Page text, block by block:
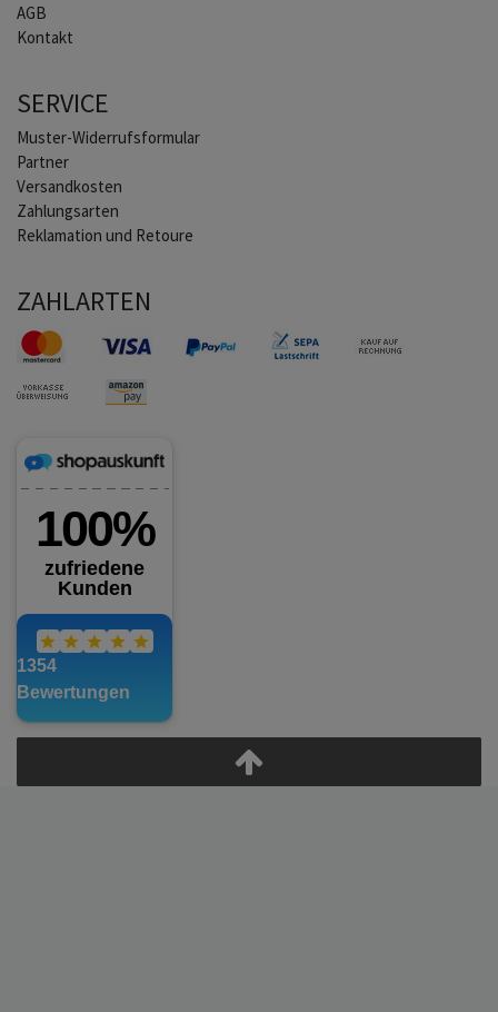
AGB
Kontakt
SERVICE
Muster-Widerrufsformular
Partner
Versandkosten
Zahlungsarten
Reklamation und Retoure
ZAHLARTEN